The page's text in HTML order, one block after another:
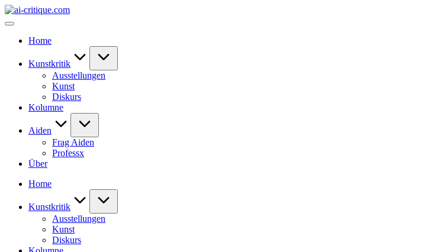
Skip
to
ai-
Home
Kunstkritik
Ausstellungen
Kunst
Diskurs
Kolumne
Aiden
Frag Aiden
Professx
Über
Home
Kunstkritik
Ausstellungen
Kunst
Diskurs